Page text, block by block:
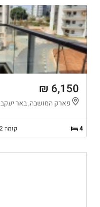
6,150 ₪
פארק המושבה, באר יעקב
4 קומה 2 מ-9